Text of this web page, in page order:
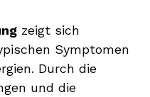
zeigt sich
Symptomen
Durch die
und die